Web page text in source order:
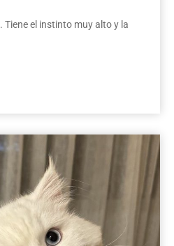
el instinto muy alto y la